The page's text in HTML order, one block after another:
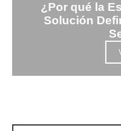
¿Por qué la
Solución